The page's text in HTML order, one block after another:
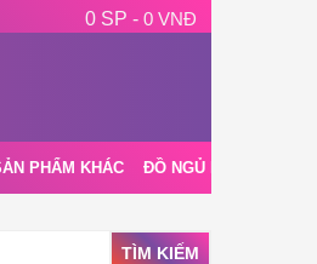
0 SP - 0 VNĐ
PHẨM KHÁC ĐỒ NGỦ NỘI Y
TÌM KIẾM